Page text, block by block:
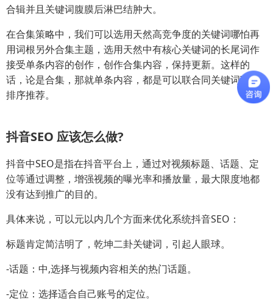
合辑并且关键词腹膜后淋巴结肿大。
在合集策略中，我们可以选用天然高竞争度的关键词哪怕再
用词根另外合集主题，选用天然中有核心关键词的长尾词作
接受单条内容的创作，创作合集内容，保持更新。这样的
话，论是合集，那就单条内容，都是可以联合同关键词下的
排序推荐。
抖音SEO 应该怎么做?
抖音中SEO是指在抖音平台上，通过对视频标题、话题、定
位等通过调整，增强视频的曝光率和播放量，最大限度地都
没有达到推广的目的。
具体来说，可以元以内几个方面来优化系统抖音SEO：
标题肯定简洁明了，乾坤二卦关键词，引起人眼球。
-话题：中,选择与视频内容相关的热门话题。
-定位：选择适合自己账号的定位。